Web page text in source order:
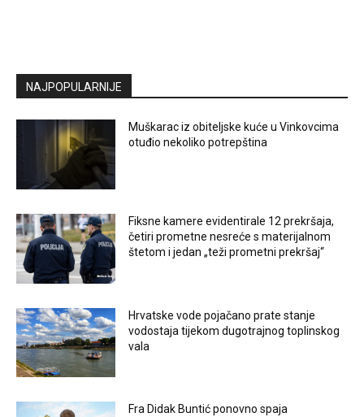
NAJPOPULARNIJE
Muškarac iz obiteljske kuće u Vinkovcima
otuđio nekoliko potrepština
Fiksne kamere evidentirale 12 prekršaja,
četiri prometne nesreće s materijalnom
štetom i jedan „teži prometni prekršaj“
Hrvatske vode pojačano prate stanje
vodostaja tijekom dugotrajnog toplinskog
vala
Fra Didak Buntić ponovno spaja